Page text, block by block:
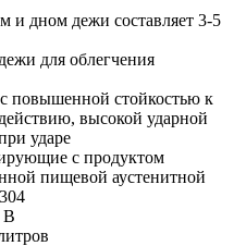
и дном дежи составляет 3-5
для облегчения
повышенной стойкостью к
высокой ударной
ударе
с продуктом
пищевой аустенитной
В